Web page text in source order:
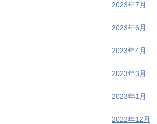
2023年7月
2023年6月
2023年4月
2023年3月
2023年1月
2022年12月